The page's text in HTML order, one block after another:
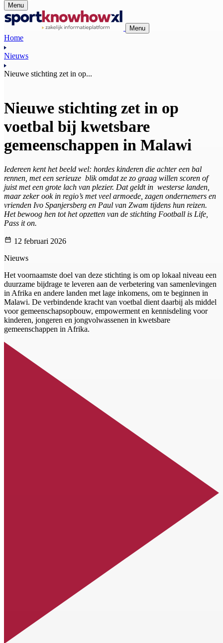
Menu
Menu
Home
Nieuws
Nieuwe stichting zet in op...
Nieuwe stichting zet in op
voetbal bij kwetsbare
gemeenschappen in Malawi
Iedereen kent het beeld wel: hordes kinderen die achter een bal
rennen, met een serieuze blik omdat ze zo graag willen scoren of
juist met een grote lach van plezier. Dat geldt in westerse landen,
maar zeker ook in regio’s met veel armoede, zagen ondernemers en
vrienden Ivo Spanjersberg en Paul van Zwam tijdens hun reizen.
Het bewoog hen tot het opzetten van de stichting Football is Life,
Pass it on.
12 februari 2026
Nieuws
Het voornaamste doel van deze stichting is om op lokaal niveau een
duurzame bijdrage te leveren aan de verbetering van samenlevingen
in Afrika en andere landen met lage inkomens, om te beginnen in
Malawi. De verbindende kracht van voetbal dient daarbij als middel
voor gemeenschapsopbouw, empowerment en kennisdeling voor
kinderen, jongeren en jongvolwassenen in kwetsbare
gemeenschappen in Afrika.